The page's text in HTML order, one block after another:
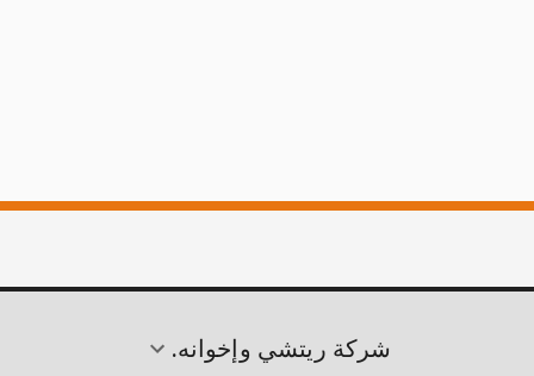
شركة ريتشي وإخوانه.